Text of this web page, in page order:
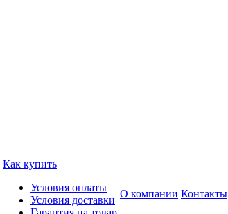
Как купить
Условия оплаты
Условия доставки
О компании Контакты